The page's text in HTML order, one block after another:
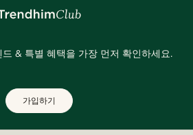
& 특별 혜택을 가장 먼저 확인하세요.
가입하기